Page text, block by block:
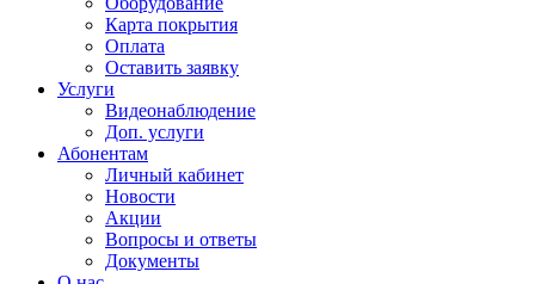
Карта покрытия
Оплата
Оставить заявку
Услуги
Видеонаблюдение
Доп. услуги
Абонентам
Личный кабинет
Новости
Акции
Вопросы и ответы
Документы